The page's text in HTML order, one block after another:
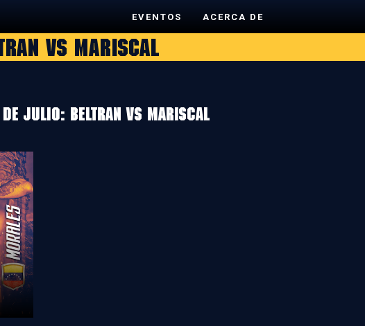
EVENTOS ACERCA DE
vs Mariscal
de julio: Beltran vs Mariscal